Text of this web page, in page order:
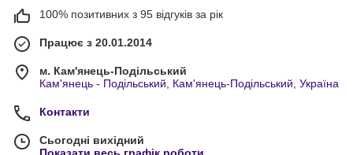
100% позитивних з 95 відгуків за рік
Працює з 20.01.2014
м. Кам'янець-Подільський
Кам'янець - Подільський, Кам'янець-Подільський, Україна
Контакти
Сьогодні вихідний